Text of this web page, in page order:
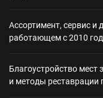
Ассортимент, сервис и
работающем с 2010
Благоустройство мест
и методы реставрации